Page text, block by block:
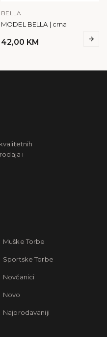
BELLA
MODEL BELLA | crna
42,00 KM
i
Muške Torbe
Sportske Torbe
Novčanici
Novo
Najprodavaniji